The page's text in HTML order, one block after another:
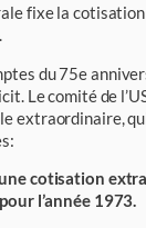
fixe la
du 75e
Le comité de
extraordinaire,
cotisation
l’année 1973.